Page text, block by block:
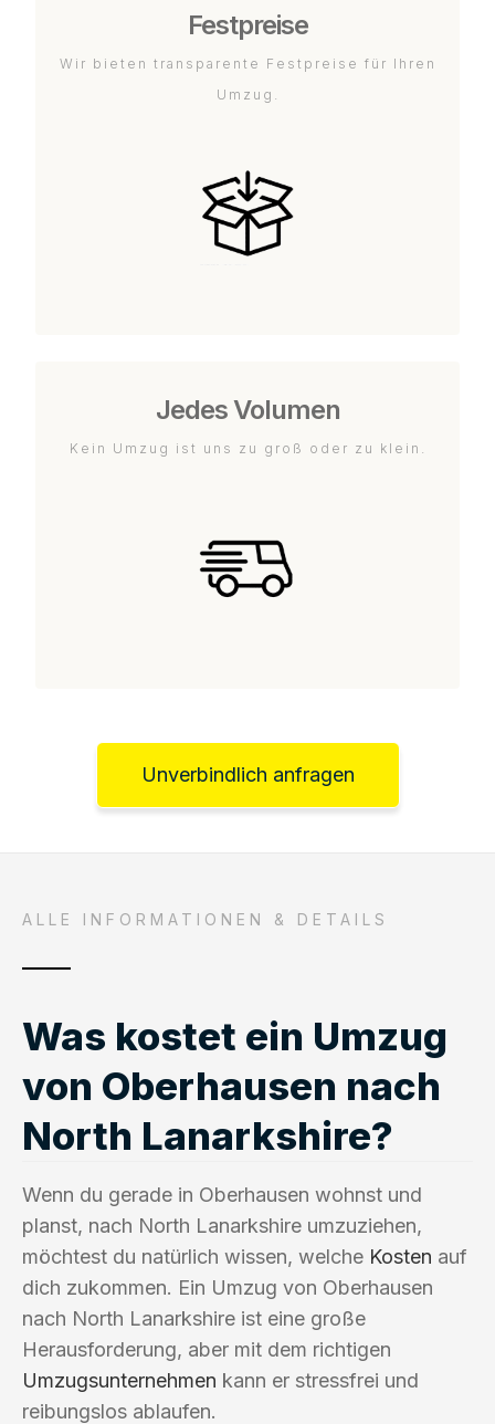
Festpreise
Wir bieten transparente Festpreise für Ihren
Umzug.
Jedes Volumen
Kein Umzug ist uns zu groß oder zu klein.
Unverbindlich anfragen
ALLE INFORMATIONEN & DETAILS
Was kostet ein Umzug
von Oberhausen nach
North Lanarkshire?
Wenn du gerade in Oberhausen wohnst und
planst, nach North Lanarkshire umzuziehen,
möchtest du natürlich wissen, welche Kosten auf
dich zukommen. Ein Umzug von Oberhausen
nach North Lanarkshire ist eine große
Herausforderung, aber mit dem richtigen
Umzugsunternehmen kann er stressfrei und
reibungslos ablaufen.